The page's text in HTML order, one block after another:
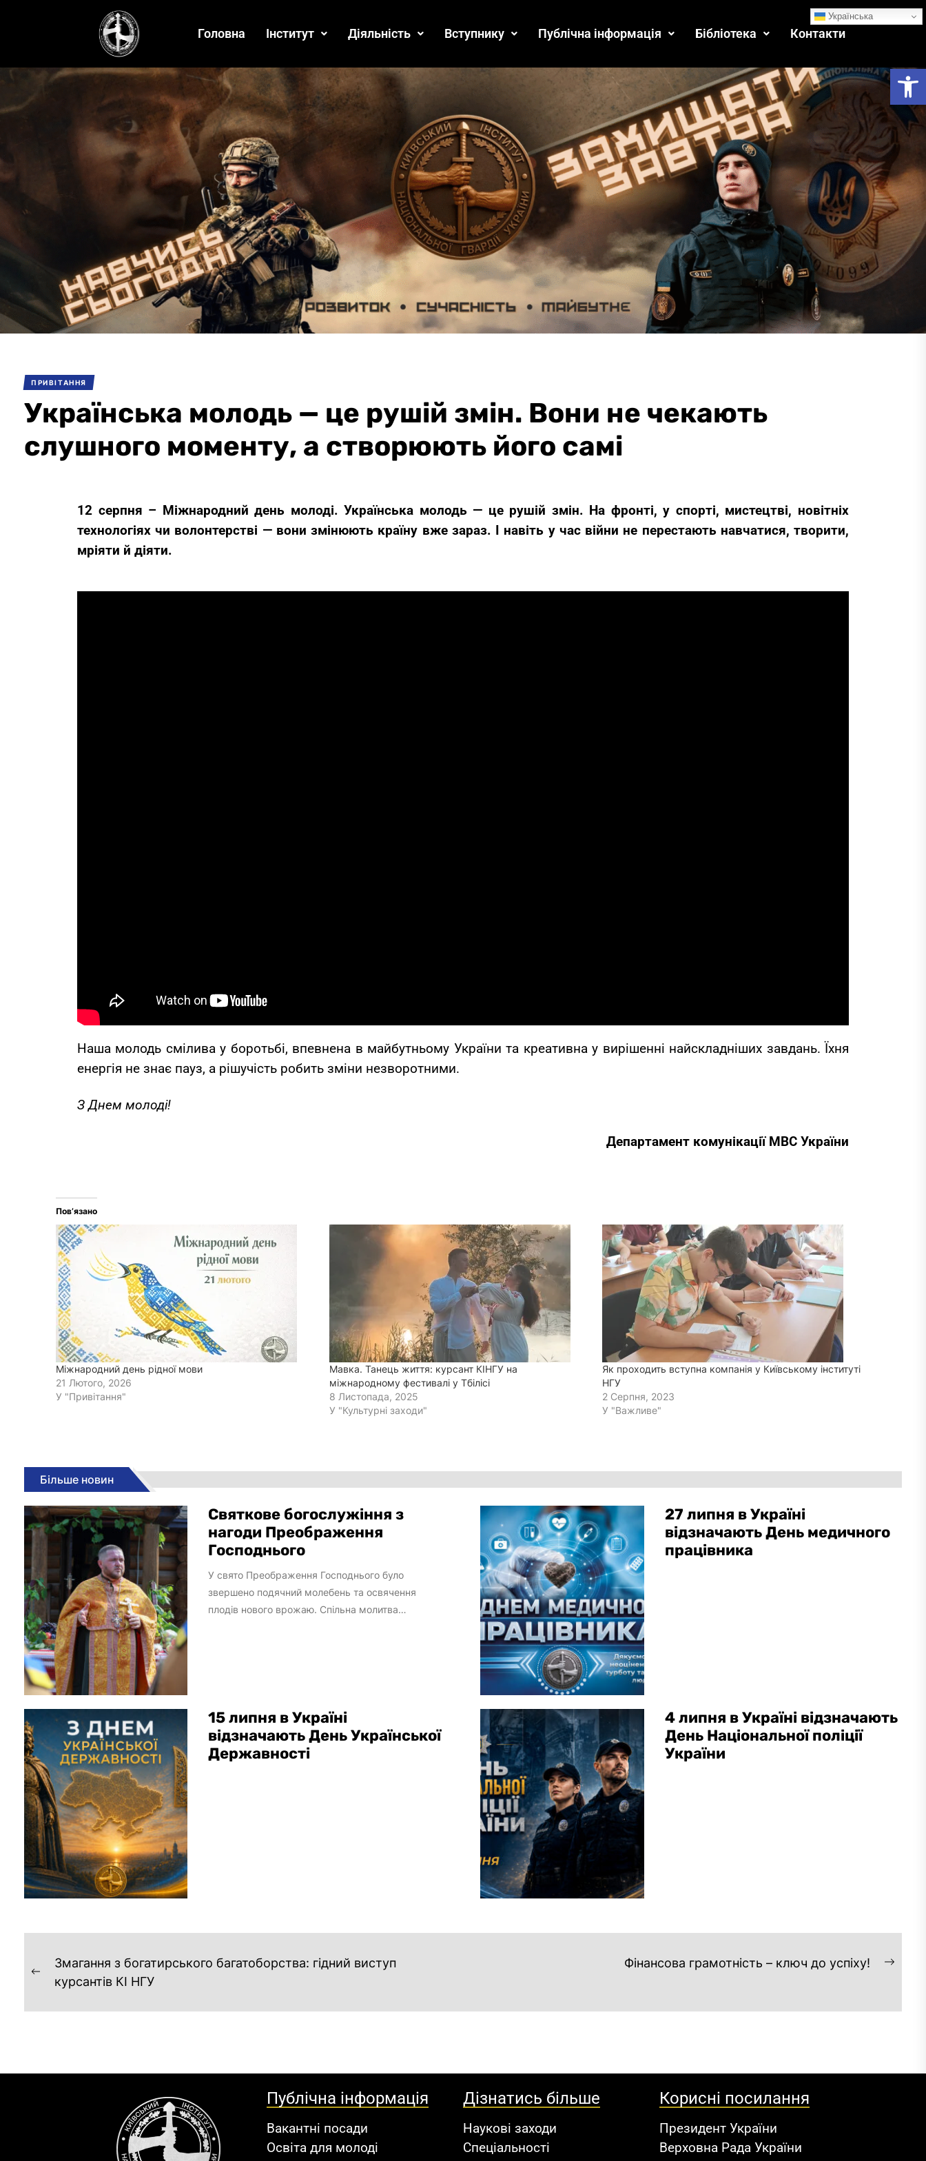
Головна Інститут Діяльність Вступнику Публічна інформація Бібліотека Контакти
ПРИВІТАННЯ
Українська молодь — це рушій змін. Вони не чекають
слушного моменту, а створюють його самі
12 серпня – Міжнародний день молоді. Українська молодь — це рушій змін. На фронті, у спорті, мистецтві, новітніх
технологіях чи волонтерстві — вони змінюють країну вже зараз. І навіть у час війни не перестають навчатися, творити,
мріяти й діяти.
Наша молодь смілива у боротьбі, впевнена в майбутньому України та креативна у вирішенні найскладніших завдань. Їхня
енергія не знає пауз, а рішучість робить зміни незворотними.
З Днем молоді!
Департамент комунікації МВС України
Пов’язано
Міжнародний день рідної мови
21 Лютого, 2026
У "Привітання"
Мавка. Танець життя: курсант КІНГУ на
міжнародному фестивалі у Тбілісі
8 Листопада, 2025
У "Культурні заходи"
Як проходить вступна компанія у Київському інституті
НГУ
2 Серпня, 2023
У "Важливе"
Більше новин
Святкове богослужіння з
нагоди Преображення
Господнього
У свято Преображення Господнього було
звершено подячний молебень та освячення
плодів нового врожаю. Спільна молитва
27 липня в Україні
відзначають День медичного
працівника
15 липня в Україні
відзначають День Української
Державності
4 липня в Україні відзначають
День Національної поліції
України
Змагання з богатирського багатоборства: гідний виступ
курсантів КІ НГУ
Фінансова грамотність – ключ до успіху!
Публічна інформація
Вакантні посади
Освіта для молоді
Дізнатись більше
Наукові заходи
Спеціальності
Корисні посилання
Президент України
Верховна Рада України
Українська